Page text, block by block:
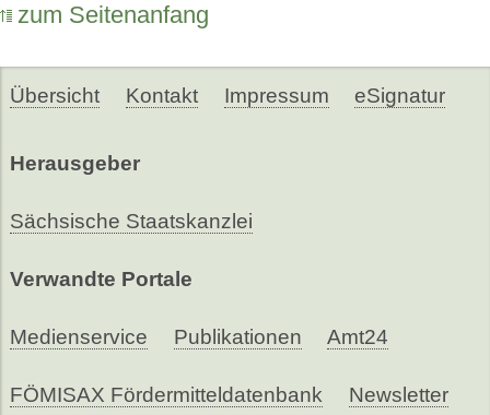
zum Seitenanfang
Übersicht Kontakt Impressum eSignatur
Herausgeber
Sächsische Staatskanzlei
Verwandte Portale
Medienservice Publikationen Amt24
FÖMISAX Fördermitteldatenbank Newsletter